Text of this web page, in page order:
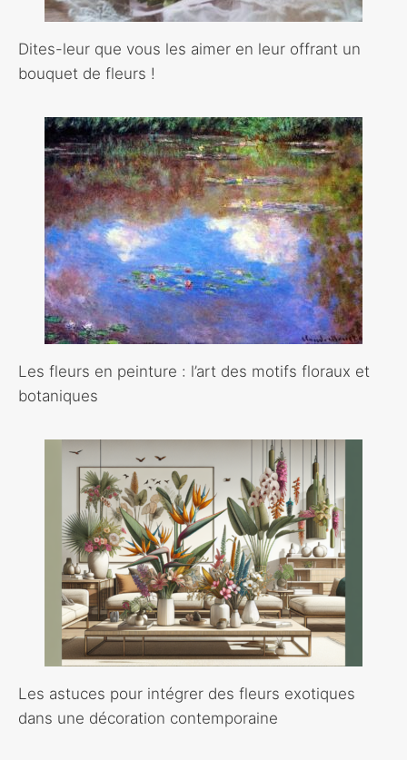
Dites-leur que vous les aimer en leur offrant un
bouquet de fleurs !
Les fleurs en peinture : l’art des motifs floraux et
botaniques
Les astuces pour intégrer des fleurs exotiques
dans une décoration contemporaine